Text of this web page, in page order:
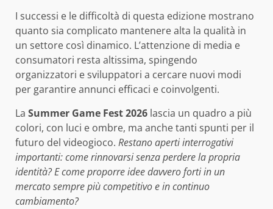
I successi e le difficoltà di questa edizione mostrano
quanto sia complicato mantenere alta la qualità in
un settore così dinamico. L’attenzione di media e
consumatori resta altissima, spingendo
organizzatori e sviluppatori a cercare nuovi modi
per garantire annunci efficaci e coinvolgenti.
La Summer Game Fest 2026 lascia un quadro a più
colori, con luci e ombre, ma anche tanti spunti per il
futuro del videogioco. Restano aperti interrogativi
importanti: come rinnovarsi senza perdere la propria
identità? E come proporre idee davvero forti in un
mercato sempre più competitivo e in continuo
cambiamento?